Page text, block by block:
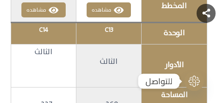
المخطط
مشاهده مشاهده
الوحدة C13
C14
الأدوار الثالث
الثالث
المساحة
للتواصل
Open